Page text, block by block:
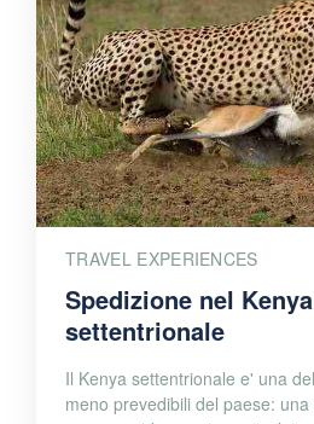
TRAVEL EXPERIENCES
Spedizione nel Kenya
settentrionale
Il Kenya settentrionale e' una
meno prevedibili del paese: